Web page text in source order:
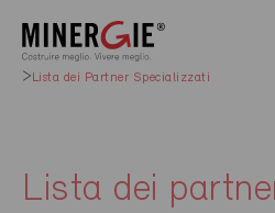
Lista dei Partner Specializzati
Lista dei